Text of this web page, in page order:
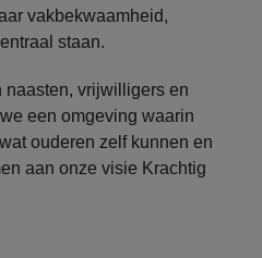
vakbekwaamheid,
staan.
naasten, vrijwilligers en
een omgeving waarin
ouderen zelf kunnen en
aan onze visie Krachtig